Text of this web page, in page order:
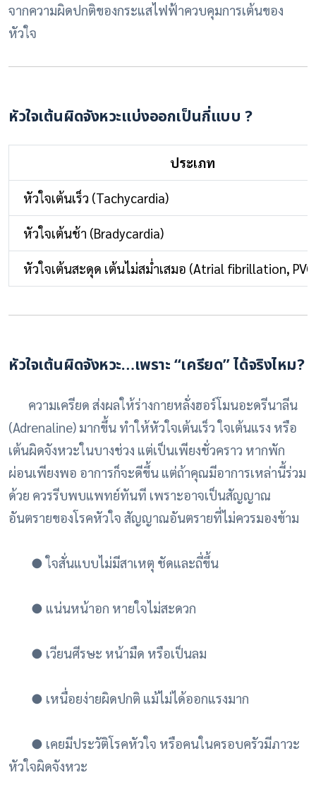
จากความผิดปกติของกระแสไฟฟ้าควบคุมการเต้นของ
หัวใจ
หัวใจเต้นผิดจังหวะแบ่งออกเป็นกี่แบบ ?
ประเภท
หัวใจเต้นเร็ว (Tachycardia)
หัวใจเต้นช้า (Bradycardia)
หัวใจเต้นสะดุด เต้นไม่สม่ำเสมอ (Atrial fibrillation,
หัวใจเต้นผิดจังหวะ…เพราะ “เครียด” ได้จริงไหม?
ความเครียด ส่งผลให้ร่างกายหลั่งฮอร์โมนอะดรีนาลีน
(Adrenaline) มากขึ้น ทำให้หัวใจเต้นเร็ว ใจเต้นแรง หรือ
เต้นผิดจังหวะในบางช่วง แต่เป็นเพียงชั่วคราว หากพัก
ผ่อนเพียงพอ อาการก็จะดีขึ้น แต่ถ้าคุณมีอาการเหล่านี้ร่วม
ด้วย ควรรีบพบแพทย์ทันที เพราะอาจเป็นสัญญาณ
อันตรายของโรคหัวใจ สัญญาณอันตรายที่ไม่ควรมองข้าม
●ใจสั่นแบบไม่มีสาเหตุ ชัดและถี่ขึ้น
● แน่นหน้าอก หายใจไม่สะดวก
● เวียนศีรษะ หน้ามืด หรือเป็นลม
● เหนื่อยง่ายผิดปกติ แม้ไม่ได้ออกแรงมาก
● เคยมีประวัติโรคหัวใจ หรือคนในครอบครัวมีภาวะ
หัวใจผิดจังหวะ